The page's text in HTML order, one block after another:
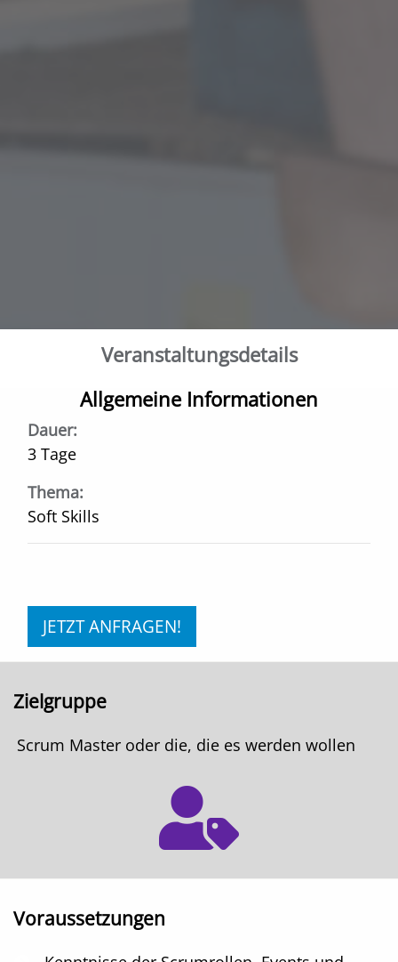
Veranstaltungs­details
Allgemeine Informationen
Dauer:
3 Tage
Thema:
Soft Skills
JETZT ANFRAGEN!
Zielgruppe
Scrum Master oder die, die es werden wollen
Voraussetzungen